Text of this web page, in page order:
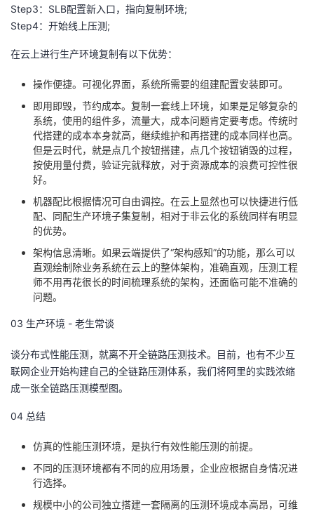
Step3：SLB配置新入口，指向复制环境;
Step4：开始线上压测;
在云上进行生产环境复制有以下优势：
操作便捷。可视化界面，系统所需要的组建配置安装即可。
即用即毁，节约成本。复制一套线上环境，如果是足够复杂的
系统，使用的组件多，流量大，成本问题肯定要考虑。传统时
代搭建的成本本身就高，继续维护和再搭建的成本同样也高。
但是云时代，就是点几个按钮搭建，点几个按钮销毁的过程，
按使用量付费，验证完就释放，对于资源成本的浪费可控性很
好。
机器配比根据情况可自由调控。在云上显然也可以快捷进行低
配、同配生产环境子集复制，相对于非云化的系统同样有明显
的优势。
架构信息清晰。如果云端提供了“架构感知”的功能，那么可以
直观绘制除业务系统在云上的整体架构，准确直观，压测工程
师不用再花很长的时间梳理系统的架构，还面临可能不准确的
问题。
03 生产环境 - 老生常谈
谈分布式性能压测，就离不开全链路压测技术。目前，也有不少互
联网企业开始构建自己的全链路压测体系，我们将阿里的实践浓缩
成一张全链路压测模型图。
04 总结
仿真的性能压测环境，是执行有效性能压测的前提。
不同的压测环境都有不同的应用场景，企业应根据自身情况进
行选择。
规模中小的公司独立搭建一套隔离的压测环境成本高昂，可维